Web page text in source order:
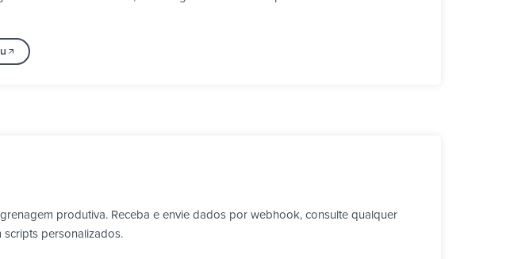
produtiva. Receba e envie dados por webhook, consulte qualquer
scripts personalizados.